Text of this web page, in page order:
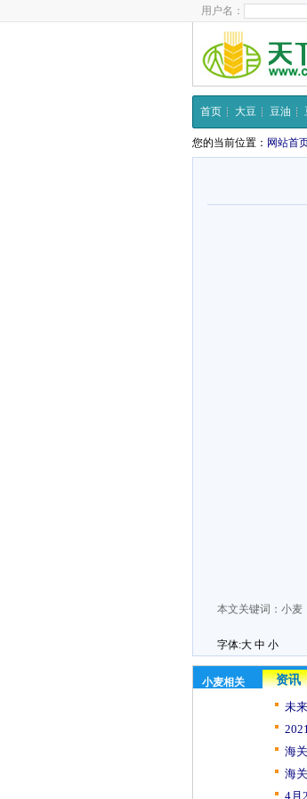
用户名：
首页 大豆 豆油
您的当前位置： 网站首
本文关键词： 小麦
字体:大 中 小
小麦相关
资讯
未
海
海
4月